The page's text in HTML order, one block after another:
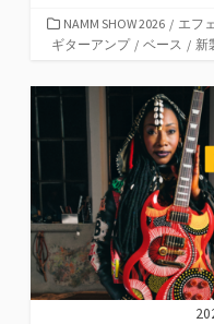
カ
テ
リ
ー
NAMM SHOW 2026 / エフ
ギターアンプ / ベース / 新